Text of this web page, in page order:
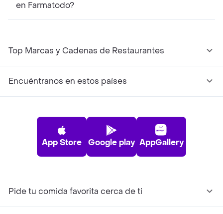
en Farmatodo?
Top Marcas y Cadenas de Restaurantes
Encuéntranos en estos países
App Store Google play AppGallery
Pide tu comida favorita cerca de ti